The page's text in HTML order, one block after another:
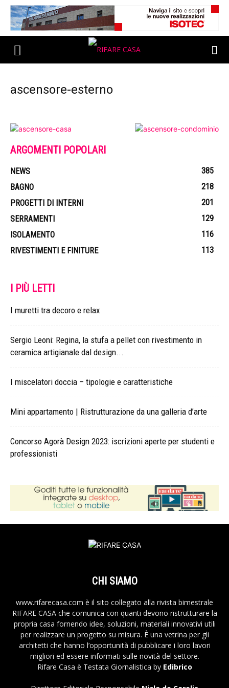
ascensore-esterno
ARGOMENTI POPOLARI
NEWS
385
BAGNO
218
PROGETTI DI INTERNI
201
SERRAMENTI
129
ISOLAMENTO
116
RIVESTIMENTI E FINITURE
113
I PIÙ LETTI
I muretti tra decoro e relax
Sergio Leoni: Regina, la stufa a pellet con rivestimento in
ceramica artigianale dal design...
I miscelatori doccia – tipologie e caratteristiche
Mini appartamento | Ristrutturazione da una galleria d’arte
Concorso Agorà Design 2023: iscrizioni aperte per studenti e
professionisti
CHI SIAMO
www.rifarecasa.com è il sito collegato alla rivista bimestrale
RIFARE CASA che comunica con quanti devono ristrutturare la
propria casa fornendo idee, soluzioni, materiali innovativi utili
per realizzare un progetto su misura. È una vetrina per gli
architetti che hanno l’opportunità di pubblicare i loro lavori
migliori ed essere informati sulle novità del settore.
Rifare Casa è Testata Giornalistica by Edibrico